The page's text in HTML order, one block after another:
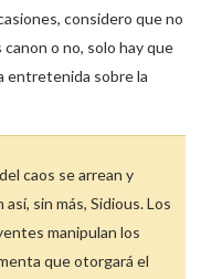
considero que no
o no, solo hay que
entretenida sobre la
caos se arrean y
sin más, Sidious. Los
manipulan los
que otorgará el